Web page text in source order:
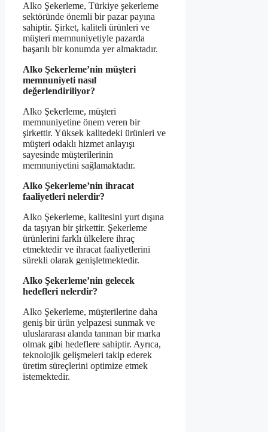
Alko Şekerleme, Türkiye şekerleme
sektöründe önemli bir pazar payına
sahiptir. Şirket, kaliteli ürünleri ve
müşteri memnuniyetiyle pazarda
başarılı bir konumda yer almaktadır.
Alko Şekerleme’nin müşteri
memnuniyeti nasıl
değerlendiriliyor?
Alko Şekerleme, müşteri
memnuniyetine önem veren bir
şirkettir. Yüksek kalitedeki ürünleri ve
müşteri odaklı hizmet anlayışı
sayesinde müşterilerinin
memnuniyetini sağlamaktadır.
Alko Şekerleme’nin ihracat
faaliyetleri nelerdir?
Alko Şekerleme, kalitesini yurt dışına
da taşıyan bir şirkettir. Şekerleme
ürünlerini farklı ülkelere ihraç
etmektedir ve ihracat faaliyetlerini
sürekli olarak genişletmektedir.
Alko Şekerleme’nin gelecek
hedefleri nelerdir?
Alko Şekerleme, müşterilerine daha
geniş bir ürün yelpazesi sunmak ve
uluslararası alanda tanınan bir marka
olmak gibi hedeflere sahiptir. Ayrıca,
teknolojik gelişmeleri takip ederek
üretim süreçlerini optimize etmek
istemektedir.